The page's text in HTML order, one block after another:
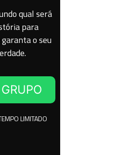
qual será
para
o seu
LIMITADO